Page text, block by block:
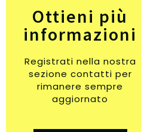
Ottieni più
informazioni
Registrati nella nostra
sezione contatti per
rimanere sempre
aggiornato